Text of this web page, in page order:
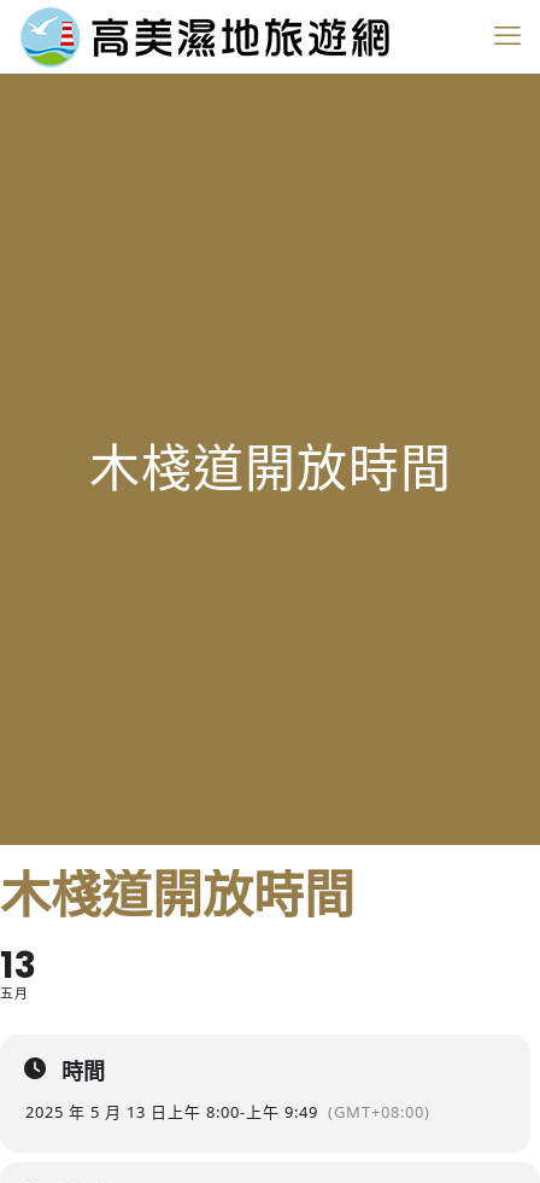
木棧道開放時間
木棧道開放時間
13
五月
時間
2025 年 5 月 13 日 上午 8:00- 上午 9:49 (GMT+08:00)